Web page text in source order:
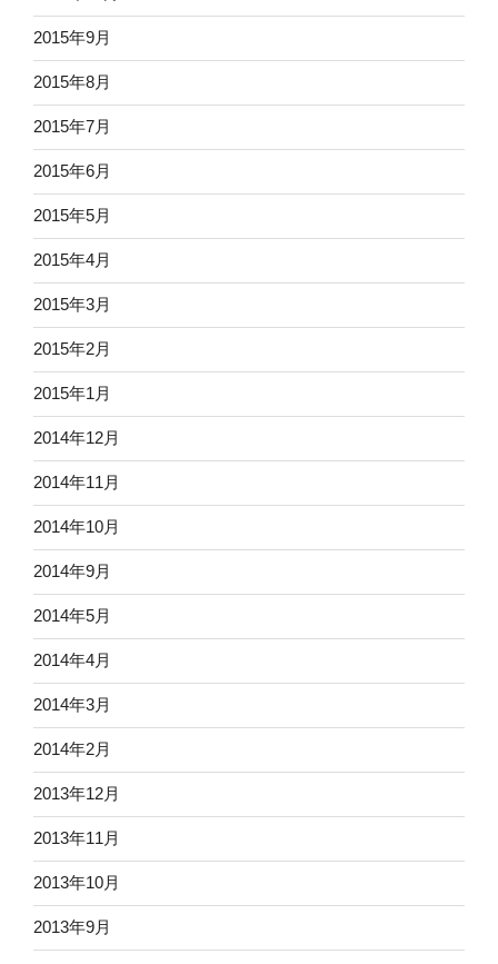
2015年9月
2015年8月
2015年7月
2015年6月
2015年5月
2015年4月
2015年3月
2015年2月
2015年1月
2014年12月
2014年11月
2014年10月
2014年9月
2014年5月
2014年4月
2014年3月
2014年2月
2013年12月
2013年11月
2013年10月
2013年9月